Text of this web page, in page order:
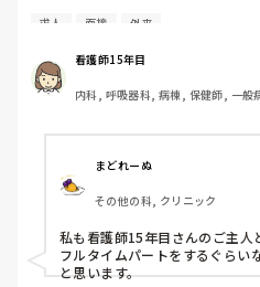
求人でやけに給料が高いところ
由が何かしらあると思ってます
場もあると思いますが運試しで
急性期、在宅、デイサービス
思える仕事に出会えるといいです
職場を自宅近くにしたく退職し
面接を受けました。
夜勤を避けたかったため、9-16
採用になったのが病棟や外来
が、車通勤がダメなようでバ
ます。自転車でもいけますが
がネックすぎて…
主人には通勤のこともだけど
でええやんか…と言われ、確か
しかそこの部署にははいれない
求人 面接 外来
看護師15年目
内科, 呼吸器科, 病棟, 保健師, 一般
まどれーぬ
その他の科, クリニック
私も看護師15年目さんのご主人
フルタイムパートをするぐらい
と思います。